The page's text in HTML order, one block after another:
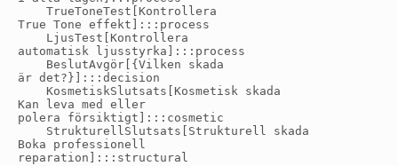
    TrueToneTest[Kontrollera
True Tone effekt]:::process
    LjusTest[Kontrollera
automatisk ljusstyrka]:::process
    BeslutAvgör[{Vilken skada
är det?}]:::decision
    KosmetiskSlutsats[Kosmetisk skada
Kan leva med eller
polera försiktigt]:::cosmetic
    StrukturellSlutsats[Strukturell skada
Boka professionell
reparation]:::structural